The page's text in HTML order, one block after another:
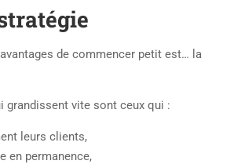
avantages de commencer petit est… la
grandissent vite sont ceux qui :
leurs clients,
en permanence,